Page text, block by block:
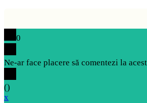
0
Ne-ar face placere să comentezi la
()
x